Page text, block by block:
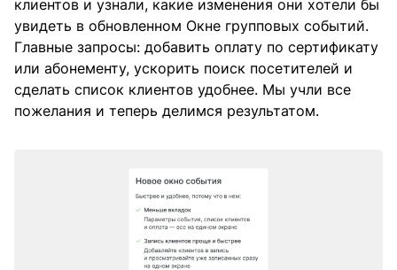
клиентов и узнали, какие изменения они хотели бы
увидеть в обновленном Окне групповых событий.
Главные запросы: добавить оплату по сертификату
или абонементу, ускорить поиск посетителей и
сделать список клиентов удобнее. Мы учли все
пожелания и теперь делимся результатом.